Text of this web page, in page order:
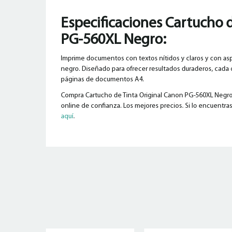
EspecificacionesCartucho
PG-560XL Negro:
Imprime documentos con textos nítidos y claros y con
negro. Diseñado para ofrecer resultados duraderos,
páginas de documentos A4.
Compra Cartucho de Tinta Original Canon PG-560XL
online de confianza. Los mejores precios. Si lo
aquí.